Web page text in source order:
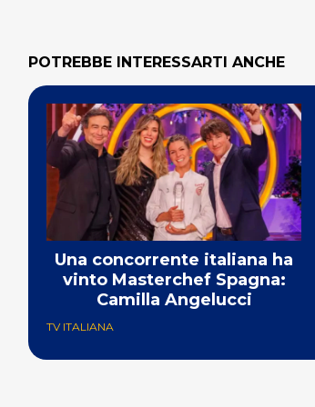
POTREBBE INTERESSARTI ANCHE
Una concorrente italiana ha
vinto Masterchef Spagna:
Camilla Angelucci
TV ITALIANA